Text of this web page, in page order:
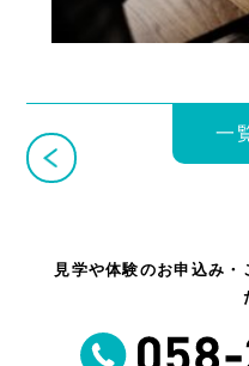
一
見学や体験のお申込み・